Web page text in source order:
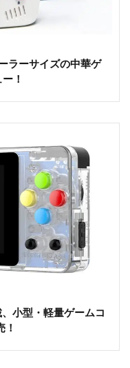
ラーサイズの中華ゲ
！
小型・軽量ゲームコ
！